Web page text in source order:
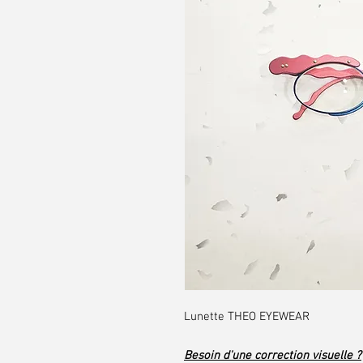
Lunette THEO EYEWEAR
Besoin d'une correction visuelle ?